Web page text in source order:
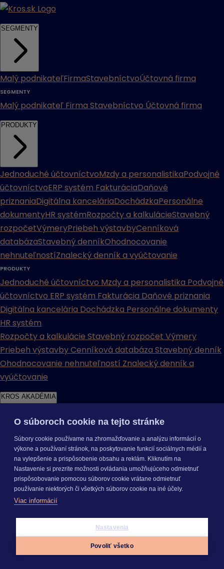
SEGMENTY
Malý podnikateľFirmaStavebníctvoÚčtovná firma
SEGMENTY
Malý podnikateľ Firma Stavebníctvo Účtovná firma
PRODUKTY
Jednoduché účtovníctvoMzdy a personalistikaPodvojné
účtovníctvoERP systém FakturáciaDaňové
priznaniaDigitálna kanceláriaDochádzkaPersonálne
dokumentyHR systémRozpočty a kalkulácieStavebný
rozpočetVýmeryPriebeh výstavbyCenníková
databázaStavebný denníkOhodnocovanie
nehnuteľnostíZnalecký denník a vyúčtovanie
PRODUKTY
Jednoduché účtovníctvo Mzdy a personalistika Podvojné
účtovníctvo ERP systém Fakturácia Daňové priznania
Digitálna kancelária Dochádzka Personálne dokumenty
HR systém
Rozpočty a kalkulácie Stavebný rozpočet Výmery
Priebeh výstavbyCenníková databáza Stavebný denník
Ohodnocovanie nehnuteľností Znalecký denník a
vyúčtovanie
KROS AKADÉMIA
VideoškoleniaVideonávodyWebinárePodujatiaE-booky a
príručkyČasto kladené otázky
KROS AKADÉMIA
VideoškoleniaVideonávody
a príručkyČasto kladené otázky
O súboroch cookie na tejto stránke
Súbory cookie používame na zhromažďovanie a analýzu informácií o
výkone a používaní stránok, na poskytovanie funkcií sociálnych médií a
na vylepšenie a prispôsobenie obsahu a reklám. Kliknutím na
Nastavenie si prezrite možnosti ovládania umožňujúceho odmietnuť
prispôsobovanie pomocou súborov cookie vrátane odmietnuť
používanie niektorých či všetkých súborov cookie na iné účely.
Viac informácií
Nastavenia
Povoliť všetko